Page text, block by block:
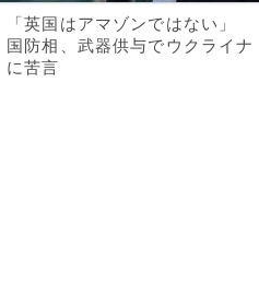
「英国はアマゾンではない」
国防相、武器供与でウクライナ
に苦言